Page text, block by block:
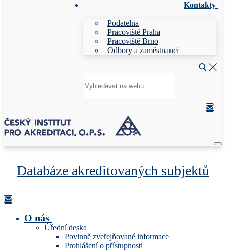
Kontakty
Podatelna
Pracoviště Praha
Pracoviště Brno
Odbory a zaměstnanci
Databáze akreditovaných subjektů
O nás
Úřední deska
Povinně zveřejňované informace
Prohlášení o přístupnosti